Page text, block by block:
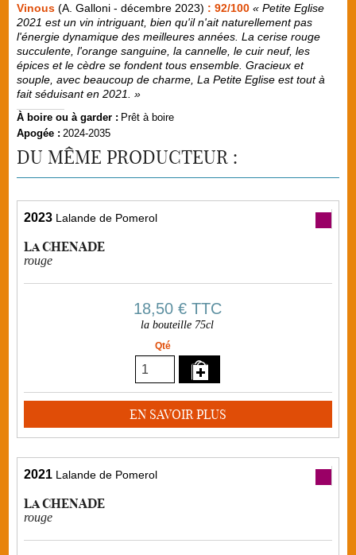
Vinous (A. Galloni - décembre 2023) : 92/100« Petite Eglise
2021 est un vin intriguant, bien qu'il n'ait naturellement pas
l'énergie dynamique des meilleures années. La cerise rouge
succulente, l'orange sanguine, la cannelle, le cuir neuf, les
épices et le cèdre se fondent tous ensemble. Gracieux et
souple, avec beaucoup de charme, La Petite Eglise est tout à
fait séduisant en 2021. »
À boire ou à garder : Prêt à boire
Apogée : 2024-2035
DU MÊME PRODUCTEUR :
2023 Lalande de Pomerol
La CHENADE
rouge
18,50 €TTC
la bouteille 75cl
Qté
EN SAVOIR PLUS
2021 Lalande de Pomerol
La CHENADE
rouge